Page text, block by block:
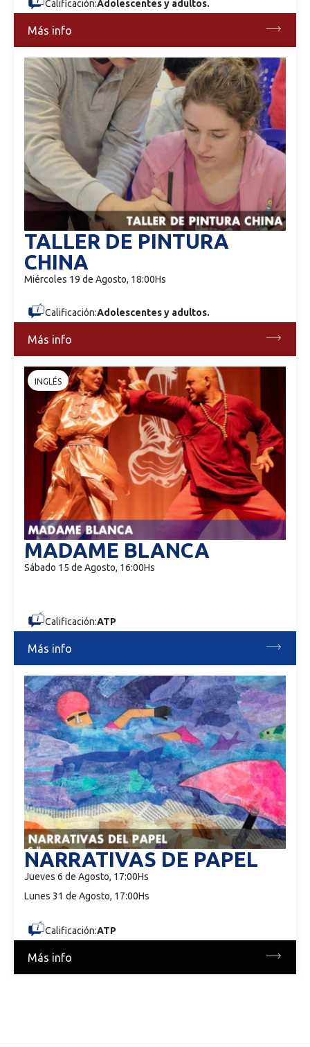
Calificación:Adolescentes y adultos.
Más info
TALLER DE PINTURA
CHINA
Miércoles 19 de Agosto, 18:00Hs
Calificación:Adolescentes y adultos.
Más info
INGLÉS
MADAME BLANCA
Sábado 15 de Agosto, 16:00Hs
Calificación:ATP
Más info
NARRATIVAS DE PAPEL
Jueves 6 de Agosto, 17:00Hs
Lunes 31 de Agosto, 17:00Hs
Calificación:ATP
Más info